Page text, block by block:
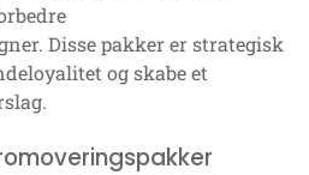
Disse pakker er strategisk
og skabe et